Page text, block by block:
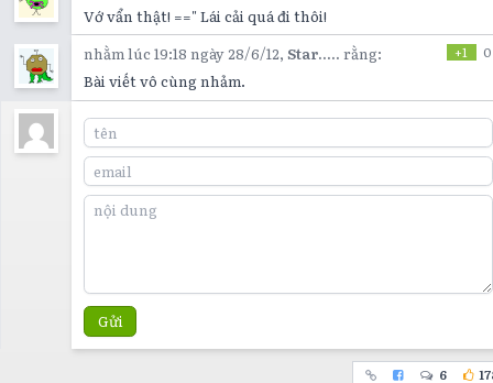
Vớ vẩn thật! ==" Lái cải quá đi thôi!
nhằm lúc 19:18 ngày 28/6/12,Star..... rằng: +1 0
Bài viết vô cùng nhảm.
Gửi
6